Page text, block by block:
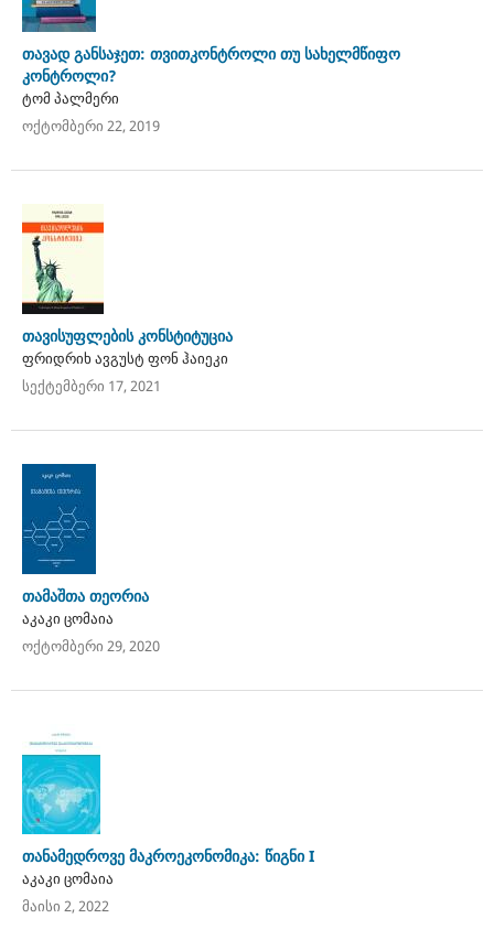
თავად განსაჯეთ: თვითკონტროლი თუ სახელმწიფო
კონტროლი?
ტომ პალმერი
ოქტომბერი 22, 2019
თავისუფლების კონსტიტუცია
ფრიდრიხ ავგუსტ ფონ ჰაიეკი
სექტემბერი 17, 2021
თამაშთა თეორია
აკაკი ცომაია
ოქტომბერი 29, 2020
თანამედროვე მაკროეკონომიკა: წიგნი I
აკაკი ცომაია
მაისი 2, 2022